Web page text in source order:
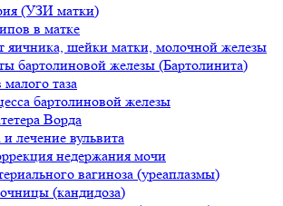
(УЗИ матки)
в матке
яичника, шейки матки, молочной железы
бартолиновой железы (Бартолинита)
таза
бартолиновой железы
Ворда
лечение вульвита
недержания мочи
вагиноза (уреаплазмы)
(кандидоза)